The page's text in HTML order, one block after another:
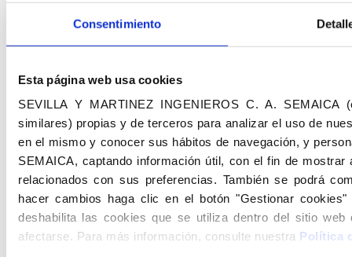
Consentimiento
Esta página web usa cookies
SEVILLA Y MARTINEZ INGENIEROS C. A.
similares) propias y de terceros para analizar el uso de
en el mismo y conocer sus hábitos de navegación, y
SEMAICA, captando información útil, con el fin de
relacionados con sus preferencias. También se podrá
hacer cambios haga clic en el botón "Gestionar
deshabilita las cookies que se utiliza dentro del sitio
afectarse. Para más información, consulte nuestra Política